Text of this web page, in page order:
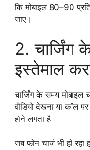
कि मोबाइल 80–90
जाए।
2. चार्जिंग
इस्तेमाल
चार्जिंग के समय
वीडियो देखना या कॉल
होने लगता है।
जब फोन चार्ज भी हो रहा